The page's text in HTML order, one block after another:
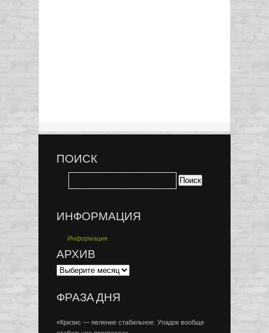
ПОИСК
ИНФОРМАЦИЯ
Информация
АРХИВ
ФРАЗА ДНЯ
«Кризис — явление стабильное. Упадок вообще